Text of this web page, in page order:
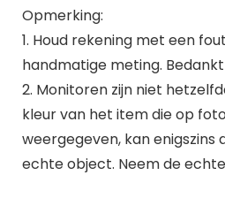
Opmerking:
1. Houd rekening met een
handmatige meting.
2. Monitoren zijn niet
kleur van het item die op
weergegeven, kan enigszins
echte object. Neem de